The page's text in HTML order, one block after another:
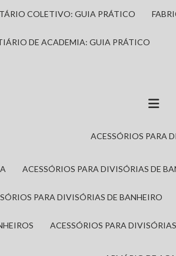
COLETIVO: GUIA PRÁTICO
DE ACADEMIA: GUIA PRÁTICO
ACESSÓRIOS PARA
ACESSÓRIOS PARA DIVISÓRIAS DE
PARA DIVISÓRIAS DE BANHEIRO
ACESSÓRIOS PARA